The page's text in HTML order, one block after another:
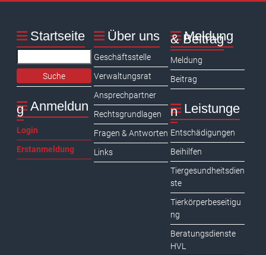
Startseite
Anmeldun
g
Login
Erstanmeldung
Über uns
Geschäftsstelle
Verwaltungsrat
Ansprechpartner
Rechtsgrundlagen
Fragen & Antworten
Links
Meldung
& Beitrag
Meldung
Beitrag
Leistunge
n
Entschädigungen
Beihilfen
Tiergesundheitsdien
ste
Tierkörperbeseitigu
ng
Beratungsdienste
HVL